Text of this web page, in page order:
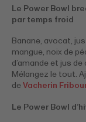
Le Power Bowl
par temps froid
Banane, avocat,
mangue, noix de
d’amande et jus
Mélangez le tout.
de Vacherin
Le Power Bowl